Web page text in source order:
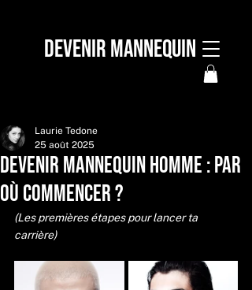
DEVENIR MANNEQUIN
Devenir mannequin homme : par
où commencer ?
Laurie Tedone
25 août 2025
(Les premières étapes pour lancer ta
carrière)